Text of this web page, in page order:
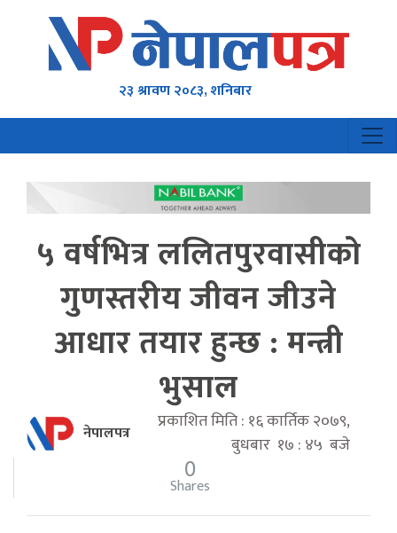
२३ श्रावण २०८३, शनिबार
५ वर्षभित्र ललितपुरवासीको
गुणस्तरीय जीवन जीउने
आधार तयार हुन्छ : मन्त्री
भुसाल
नेपालपत्र
प्रकाशित मिति : १६ कार्तिक २०७९,
बुधबार १७ : ४५ बजे
0
Shares